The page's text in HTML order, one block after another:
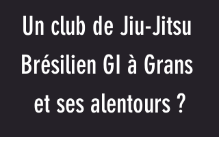
Un club de Jiu-Jitsu
Brésilien GI à Grans
et ses alentours ?